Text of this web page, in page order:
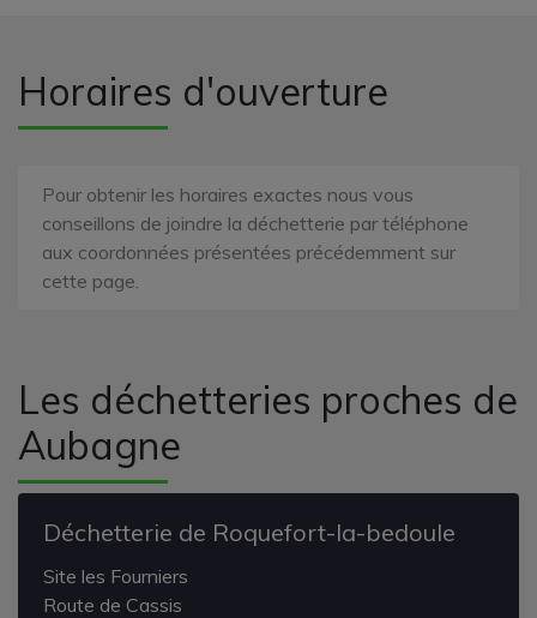
Les déchetteries proches de
Aubagne
Déchetterie de Roquefort-la-bedoule
Site les Fourniers
Route de Cassis
Horaires d'ouverture
Pour obtenir les horaires exactes nous vous
conseillons de joindre la déchetterie par téléphone
aux coordonnées présentées précédemment sur
cette page.